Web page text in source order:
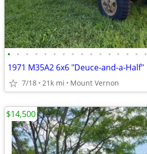
• • • • • • • • • • • • • • • •
1971 M35A2 6x6 "Deuce-and-a-Half"
7/18 21k mi Mount Vernon
$14,500